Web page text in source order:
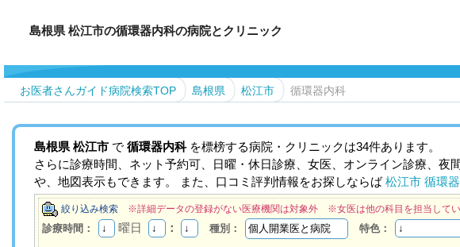
島根県 松江市の循環器内科の病院とクリニック
お医者さんガイド病院検索TOP 島根県 松江市 循環器内科
島根県 松江市 で 循環器内科を標榜する病院・クリニックは34件あります。
さらに診療時間、ネット予約可、日曜・休日診療、女医、オンライン診療、
や、地図表示もできます。 また、口コミ評判情報をお探しならば松江市 循環
絞り込み検索 ※詳細データの登録がない医療機関は対象外 ※女医は他の科目を担当してい
診療時間： 曜日 ： 種別： 特色：